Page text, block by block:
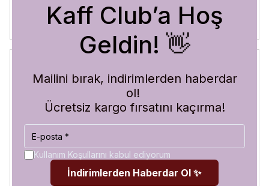
Blue Abyss
Görür görmez çok beğendim. Hem desen olarak çok şık
hem de koruma olarak çok güvenilir. Ayrıca hızlı kargolama
için teşekkürler
Kaff Club’a Hoş
Geldin! 👋
Mailini bırak, indirimlerden haberdar
ol!
Ücretsiz kargo fırsatını kaçırma!
Kullanım Koşullarını kabul ediyorum
İndirimlerden Haberdar Ol ✨